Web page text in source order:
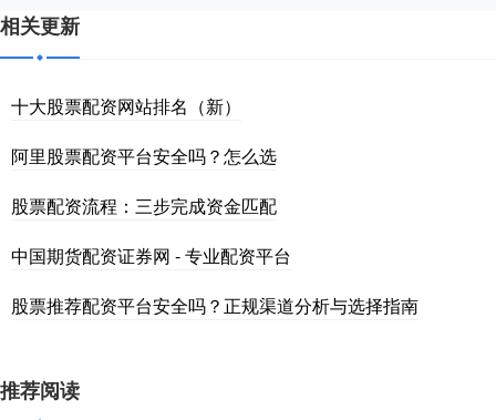
相关更新
十大股票配资网站排名（新）
阿里股票配资平台安全吗？怎么选
股票配资流程：三步完成资金匹配
中国期货配资证券网 - 专业配资平台
股票推荐配资平台安全吗？正规渠道分析与选择指南
推荐阅读